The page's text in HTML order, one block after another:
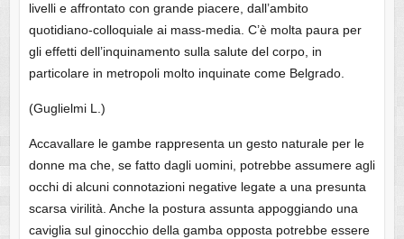
livelli e affrontato con grande piacere, dall’ambito
quotidiano-colloquiale ai mass-media. C’è molta paura per
gli effetti dell’inquinamento sulla salute del corpo, in
particolare in metropoli molto inquinate come Belgrado.
(Guglielmi L.)
Accavallare le gambe rappresenta un gesto naturale per le
donne ma che, se fatto dagli uomini, potrebbe assumere agli
occhi di alcuni connotazioni negative legate a una presunta
scarsa virilità. Anche la postura assunta appoggiando una
caviglia sul ginocchio della gamba opposta potrebbe essere